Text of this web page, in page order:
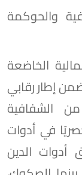
والحوكمة
الخاضعة
إطار رقابي
الشفافية
في أدوات
الدين